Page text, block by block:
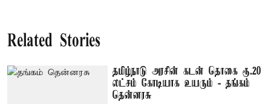
Related Stories
தமிழ்நாடு அரசின் கடன் தொகை ரூ.20
லட்சம் கோடியாக உயரும் - தங்கம்
தென்னரசு